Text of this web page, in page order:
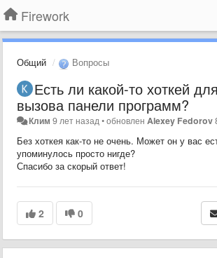
Firework
Общий Вопросы
Есть ли какой-то хоткей для
вызова панели программ?
Клим 9 лет назад •обновлен Alexey Fedorov
Без хоткея как-то не очень. Может он у вас
упоминулось просто нигде?
Спасибо за скорый ответ!
2 0